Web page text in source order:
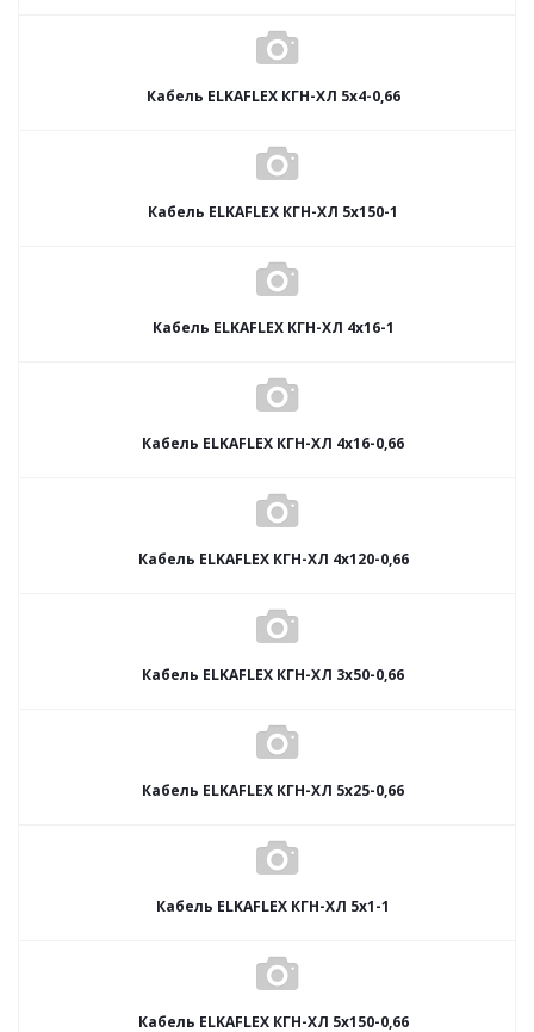
Кабель ELKAFLEX КГН-ХЛ 5x4-0,66
Кабель ELKAFLEX КГН-ХЛ 5x150-1
Кабель ELKAFLEX КГН-ХЛ 4x16-1
Кабель ELKAFLEX КГН-ХЛ 4x16-0,66
Кабель ELKAFLEX КГН-ХЛ 4x120-0,66
Кабель ELKAFLEX КГН-ХЛ 3x50-0,66
Кабель ELKAFLEX КГН-ХЛ 5x25-0,66
Кабель ELKAFLEX КГН-ХЛ 5x1-1
Кабель ELKAFLEX КГН-ХЛ 5x150-0,66